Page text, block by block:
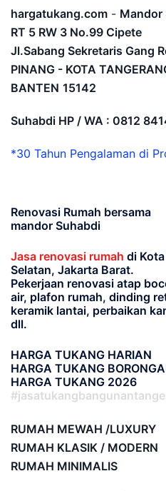
hargatukang.com - Mandor
RT 5 RW 3 No.99 Cipete
Jl.Sabang Sekretaris Gang
PINANG - KOTA
BANTEN 15142
Suhabdi HP / WA : 0812
*30 Tahun Pengalaman di
Renovasi Rumah bersama
mandor Suhabdi
Jasa renovasi rumah di
Selatan, Jakarta Barat.
Pekerjaan renovasi atap
air, plafon rumah, dinding
keramik lantai, perbaikan
dll.
HARGA TUKANG HARIAN
HARGA TUKANG
HARGA TUKANG 2026
RUMAH MEWAH /LUXURY
RUMAH KLASIK / MODERN
RUMAH MINIMALIS